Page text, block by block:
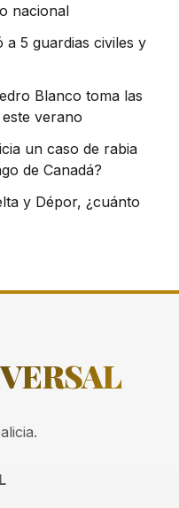
nacional
a 5 guardias civiles y
Blanco toma las
verano
un caso de rabia
de Canadá?
y Dépor, ¿cuánto